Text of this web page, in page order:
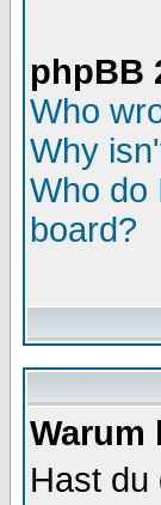
phpBB
Who
Why
Who do
board?
Warum
Hast du